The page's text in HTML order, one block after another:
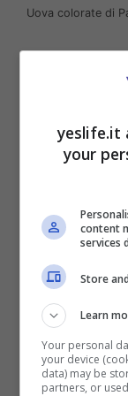
Uova colorate di
Alla Lidl è
marchio
cartone e in
caso il
sottolinea
yeslife.it
your
content
services
Store
Learn
Your personal
your device
data) may be
partners, or